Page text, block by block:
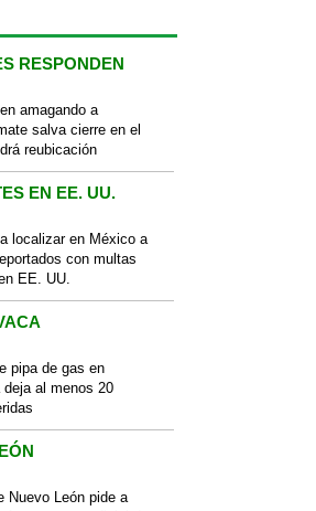
RESPONDEN
amagando a
salva cierre en el
reubicación
EN EE. UU.
localizar en México a
con multas
EE. UU.
pipa de gas en
deja al menos 20
Nuevo León pide a